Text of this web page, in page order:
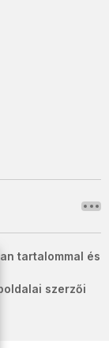
tartalommal és
szerzői